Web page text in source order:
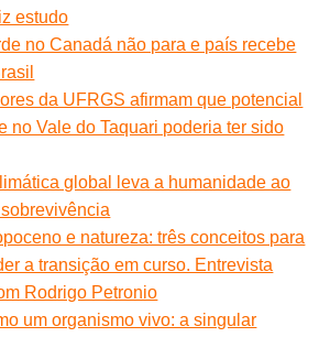
estudo
no Canadá não para e país recebe
da UFRGS afirmam que potencial
no Vale do Taquari poderia ter sido
global leva a humanidade ao
e natureza: três conceitos para
a transição em curso. Entrevista
Rodrigo Petronio
um organismo vivo: a singular